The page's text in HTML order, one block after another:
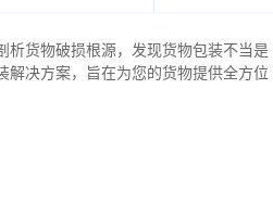
析货物破损根源，发现货物包装不当是
解决方案，旨在为您的货物提供全方位